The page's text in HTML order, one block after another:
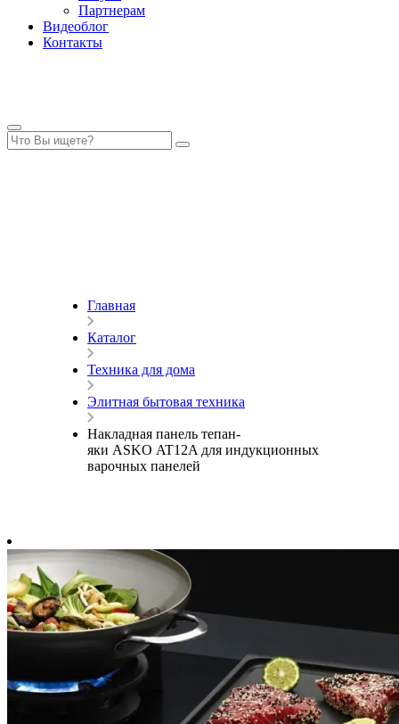
Партнерам
Видеоблог
Контакты
Главная
Каталог
Техника для дома
Элитная бытовая техника
Накладная панель тепан-
яки ASKO AT12A для индукционных
варочных панелей